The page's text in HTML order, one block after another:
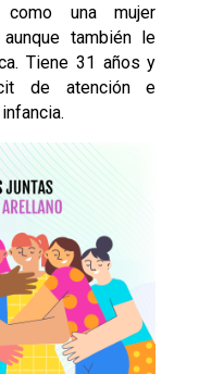
una mujer
aunque también le
Tiene 31 años y
de atención e